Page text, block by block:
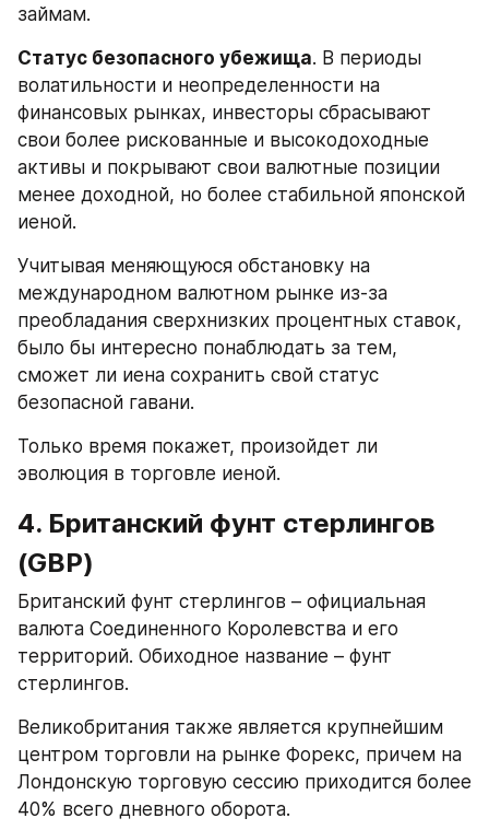
займам.
Статус безопасного убежища. В периоды
волатильности и неопределенности на
финансовых рынках, инвесторы сбрасывают
свои более рискованные и высокодоходные
активы и покрывают свои валютные позиции
менее доходной, но более стабильной японской
иеной.
Учитывая меняющуюся обстановку на
международном валютном рынке из-за
преобладания сверхнизких процентных ставок,
было бы интересно понаблюдать за тем,
сможет ли иена сохранить свой статус
безопасной гавани.
Только время покажет, произойдет ли
эволюция в торговле иеной.
4. Британский фунт стерлингов
(GBP)
Британский фунт стерлингов – официальная
валюта Соединенного Королевства и его
территорий. Обиходное название – фунт
стерлингов.
Великобритания также является крупнейшим
центром торговли на рынке Форекс, причем на
Лондонскую торговую сессию приходится более
40% всего дневного оборота.